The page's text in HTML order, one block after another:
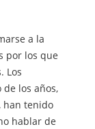
a la
por los que
Los
los años,
han tenido
hablar de